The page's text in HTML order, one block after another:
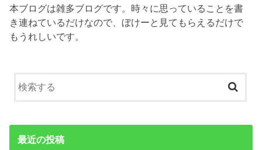
本ブログは雑多ブログです。時々に思っていることを書
き連ねているだけなので、ぼけーと見てもらえるだけで
もうれしいです。
最近の投稿